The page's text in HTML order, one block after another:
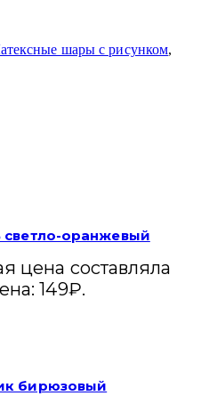
шары с рисунком,
светло-оранжевый
цена составляла
149₽.
бирюзовый